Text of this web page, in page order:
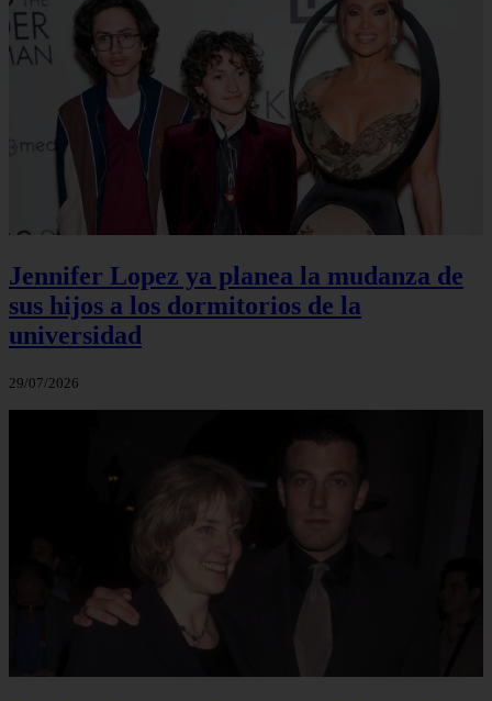
Jennifer Lopez ya planea la mudanza de
sus hijos a los dormitorios de la
universidad
29/07/2026